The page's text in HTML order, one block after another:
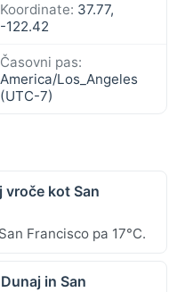
Koordinate: 37.77,
-122.42
Časovni pas:
America/Los_Angeles
(UTC-7)
kot San
Francisco pa 17°C.
in San